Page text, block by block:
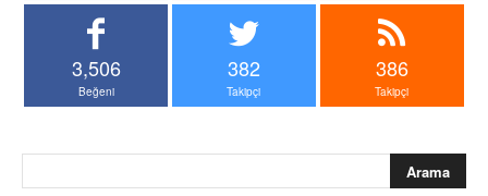
3,506
Beğeni
382
Takipçi
386
Takipçi